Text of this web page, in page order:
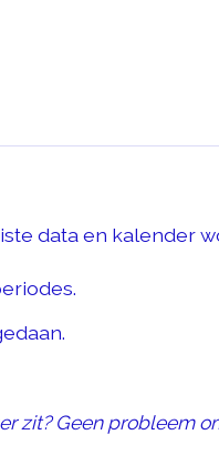
data en kalender
zit? Geen probleem